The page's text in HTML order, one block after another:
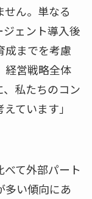
ん。単なる
ェント導入後
成までを考慮
経営戦略全体
私たちのコン
ています」
て外部パート
多い傾向にあ